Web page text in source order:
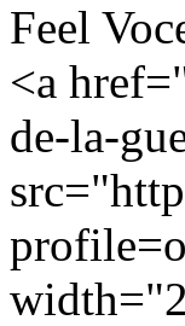
Feel
<a
de-la-